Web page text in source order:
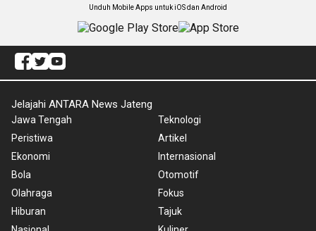
Unduh Mobile Apps untuk iOS dan Android
Jelajahi ANTARA News Jateng
Jawa Tengah
Peristiwa
Ekonomi
Bola
Olahraga
Hiburan
Teknologi
Artikel
Internasional
Otomotif
Fokus
Tajuk